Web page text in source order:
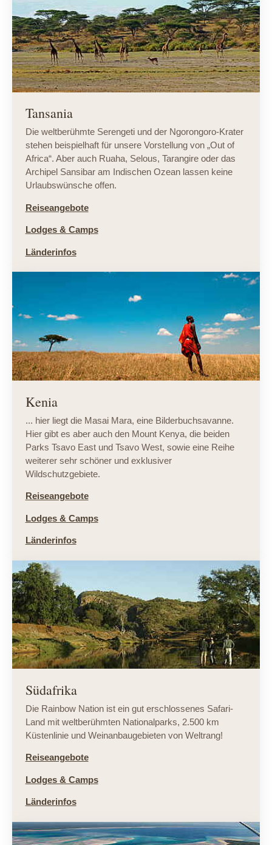
Tansania
Die weltberühmte Serengeti und der Ngorongoro-Krater
stehen beispielhaft für unsere Vorstellung von „Out of
Africa“. Aber auch Ruaha, Selous, Tarangire oder das
Archipel Sansibar am Indischen Ozean lassen keine
Urlaubswünsche offen.
Reiseangebote
Lodges & Camps
Länderinfos
Kenia
... hier liegt die Masai Mara, eine Bilderbuchsavanne.
Hier gibt es aber auch den Mount Kenya, die beiden
Parks Tsavo East und Tsavo West, sowie eine Reihe
weiterer sehr schöner und exklusiver
Wildschutzgebiete.
Reiseangebote
Lodges & Camps
Länderinfos
Südafrika
Die Rainbow Nation ist ein gut erschlossenes Safari-
Land mit weltberühmten Nationalparks, 2.500 km
Küstenlinie und Weinanbaugebieten von Weltrang!
Reiseangebote
Lodges & Camps
Länderinfos